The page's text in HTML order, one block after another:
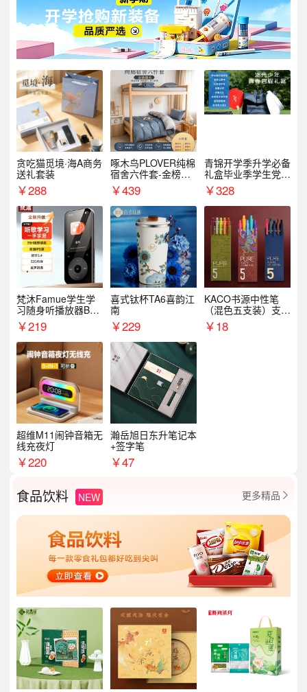
贪吃猫觅境·海A商务
送礼套装
￥288
啄木鸟PLOVER纯棉
宿舍六件套-金榜题
名
￥439
青锦开学季升学必备
礼盒毕业季学生党户
外出行备考装备礼品
￥328
梵沐Famue学生学
习随身听播放器BL1
5（64G）
￥219
喜式钛杯TA6喜韵江
南
￥229
KACO书源中性笔
（混色五支装）支持
logo定制
￥18
超维M11闹钟音箱无
线充夜灯
￥220
瀚岳旭日东升笔记本
+签字笔
￥47
食品饮料 NEW 更多精品 